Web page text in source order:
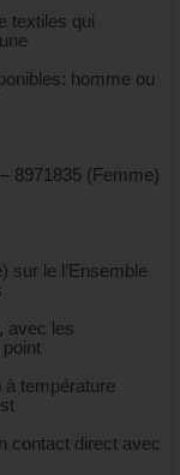
textiles qui
homme ou
8971835 (Femme)
sur le l’Ensemble
avec les
à température
contact direct avec